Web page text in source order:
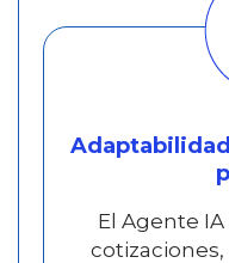
El Agente